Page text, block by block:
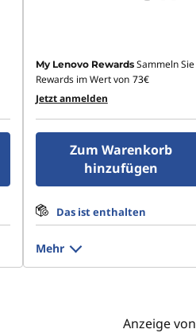
My Lenovo Rewards Sammeln Sie
Rewards im Wert von 73€
Jetzt anmelden
Zum Warenkorb
hinzufügen
Das ist enthalten
Mehr
Anzeige von